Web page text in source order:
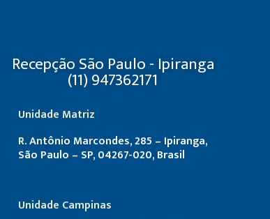
Recepção São Paulo - Ipiranga
(11) 947362171
Unidade Matriz
R. Antônio Marcondes, 285 – Ipiranga,
São Paulo – SP, 04267-020, Brasil
Unidade Campinas